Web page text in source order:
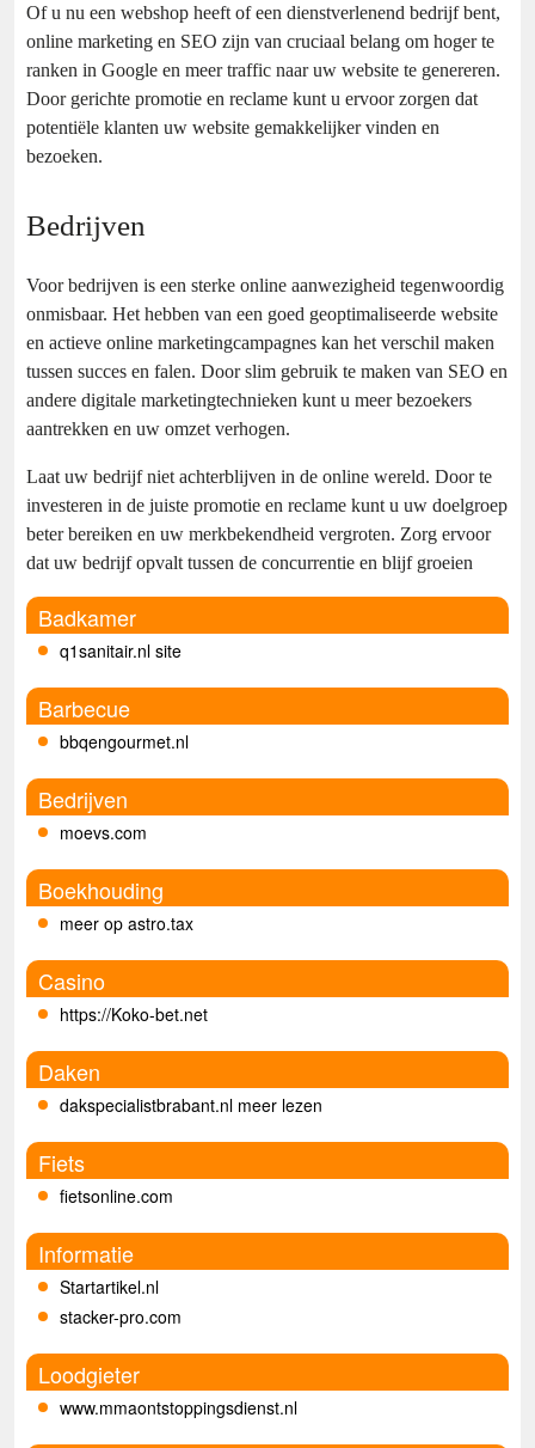
Of u nu een webshop heeft of een dienstverlenend bedrijf bent,
online marketing en SEO zijn van cruciaal belang om hoger te
ranken in Google en meer traffic naar uw website te genereren.
Door gerichte promotie en reclame kunt u ervoor zorgen dat
potentiële klanten uw website gemakkelijker vinden en
bezoeken.
Bedrijven
Voor bedrijven is een sterke online aanwezigheid tegenwoordig
onmisbaar. Het hebben van een goed geoptimaliseerde website
en actieve online marketingcampagnes kan het verschil maken
tussen succes en falen. Door slim gebruik te maken van SEO en
andere digitale marketingtechnieken kunt u meer bezoekers
aantrekken en uw omzet verhogen.
Laat uw bedrijf niet achterblijven in de online wereld. Door te
investeren in de juiste promotie en reclame kunt u uw doelgroep
beter bereiken en uw merkbekendheid vergroten. Zorg ervoor
dat uw bedrijf opvalt tussen de concurrentie en blijf groeien
Badkamer
q1sanitair.nl site
Barbecue
bbqengourmet.nl
Bedrijven
moevs.com
Boekhouding
meer op astro.tax
Casino
https://Koko-bet.net
Daken
dakspecialistbrabant.nl meer lezen
Fiets
fietsonline.com
Informatie
Startartikel.nl
stacker-pro.com
Loodgieter
www.mmaontstoppingsdienst.nl